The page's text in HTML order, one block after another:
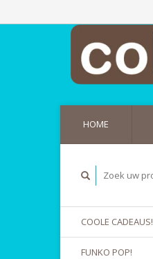
HOME
COOLE CADEAUS!
FUNKO POP!